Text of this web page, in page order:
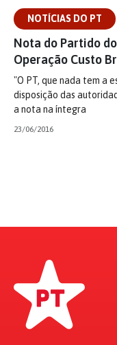
NOTÍCIAS DO PT
Nota do Partido
Operação Custo
"O PT, que nada tem a
disposição das
a nota na íntegra
23/06/2016